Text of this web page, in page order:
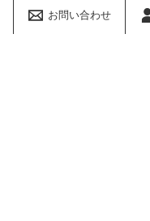
お問い合わせ